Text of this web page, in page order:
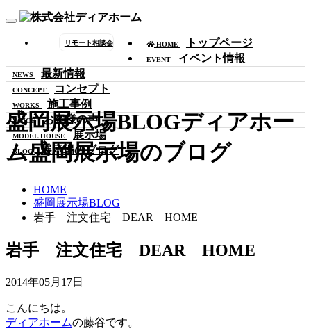
Toggle
リモート相談会 HOME トップページ
EVENT イベント情報
NEWS 最新情報
CONCEPT コンセプト
WORKS 施工事例
VOICE お客様の声
MODEL HOUSE 展示場
BLOG 展示場のブログ
盛岡展示場BLOGディアホー
ム盛岡展示場のブログ
HOME
盛岡展示場BLOG
岩手 注文住宅 DEAR HOME
岩手 注文住宅 DEAR HOME
2014年05月17日
こんにちは。
ディアホームの藤谷です。